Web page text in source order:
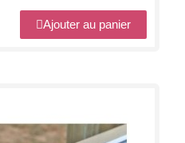
Ajouter au panier